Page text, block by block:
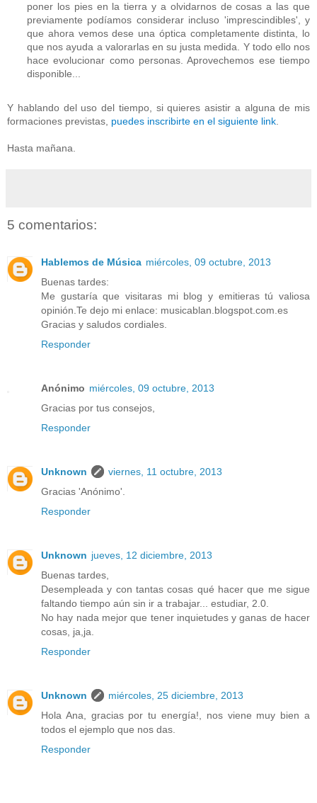
poner los pies en la tierra y a olvidarnos de cosas a las que
previamente podíamos considerar incluso 'imprescindibles', y
que ahora vemos dese una óptica completamente distinta, lo
que nos ayuda a valorarlas en su justa medida. Y todo ello nos
hace evolucionar como personas. Aprovechemos ese tiempo
disponible...
Y hablando del uso del tiempo, si quieres asistir a alguna de mis
formaciones previstas, puedes inscribirte en el siguiente link
Hasta mañana.
5 comentarios:
Hablemos de Música miércoles, 09 octubre, 2013
Buenas tardes:
Me gustaría que visitaras mi blog y emitieras tú valiosa
opinión.Te dejo mi enlace: musicablan.blogspot.com.es
Gracias y saludos cordiales.
Responder
Anónimo miércoles, 09 octubre, 2013
Gracias por tus consejos,
Responder
Unknown
viernes, 11 octubre, 2013
Gracias 'Anónimo'.
Responder
Unknown jueves, 12 diciembre, 2013
Buenas tardes,
Desempleada y con tantas cosas qué hacer que me sigue
faltando tiempo aún sin ir a trabajar... estudiar, 2.0.
No hay nada mejor que tener inquietudes y ganas de hacer
cosas, ja,ja.
Responder
Unknown
miércoles, 25 diciembre, 2013
Hola Ana, gracias por tu energía!, nos viene muy bien a
todos el ejemplo que nos das.
Responder